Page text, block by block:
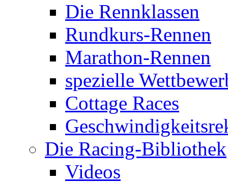
Die Rennklassen
Rundkurs-Rennen
Marathon-Rennen
spezielle
Cottage Races
Die Racing-Bibliothek
Videos